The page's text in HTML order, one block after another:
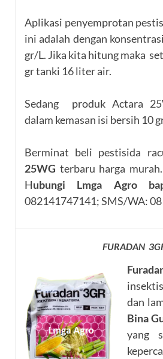
Aplikasi penyemprotan
ini adalah dengan
gr/L. Jika kita hitung maka
gr tanki 16 liter air.
Sedang produk Actara
dalam kemasan isi bersih 10
Berminat beli pestisida
25WG terbaru harga
Hubungi Lmga Agro
082141747141; SMS/WA:
FURADAN
dan
Bina
yang